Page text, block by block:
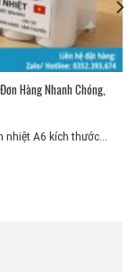
Hàng Nhanh Chóng,
A6 kích thước...